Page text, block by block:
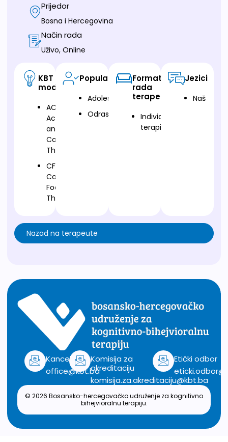
Prijedor
Bosna i Hercegovina
Način rada
Uživo, Online
KBT
modalitet
ACT-
Acceptance
and
Commitment
Therapy
CFT-
Compassion
Focused
Therapy
Populacija
Adolescenti
Odrasli
Format
rada
terapeuta
Individualna
terapija
Jezici
Naš
Nazad na terapeute
Kancelarija
office@kbt.ba
Komisija za
akreditaciju
komisija.za.akreditaciju@kbt.ba
Etički odbor
© 2026 Bosansko-hercegovačko udruženje za kognitivno
bihejvioralnu terapiju.